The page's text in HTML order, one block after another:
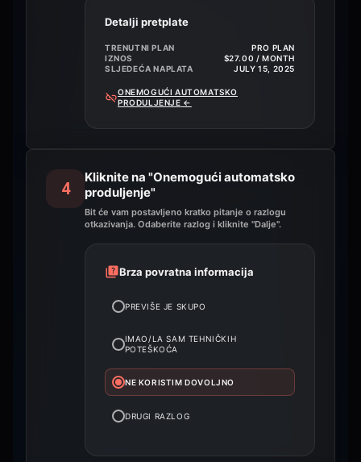
Detalji pretplate
TRENUTNI PLAN
PRO PLAN
IZNOS
$27.00 / MONTH
SLJEDEĆA NAPLATA
JULY 15, 2025
ONEMOGUĆI AUTOMATSKO
PRODULJENJE ←
4
Kliknite na "Onemogući automatsko
produljenje"
Bit će vam postavljeno kratko pitanje o razlogu
otkazivanja. Odaberite razlog i kliknite "Dalje".
Brza povratna informacija
PREVIŠE JE SKUPO
IMAO/LA SAM TEHNIČKIH
POTEŠKOĆA
NE KORISTIM DOVOLJNO
DRUGI RAZLOG